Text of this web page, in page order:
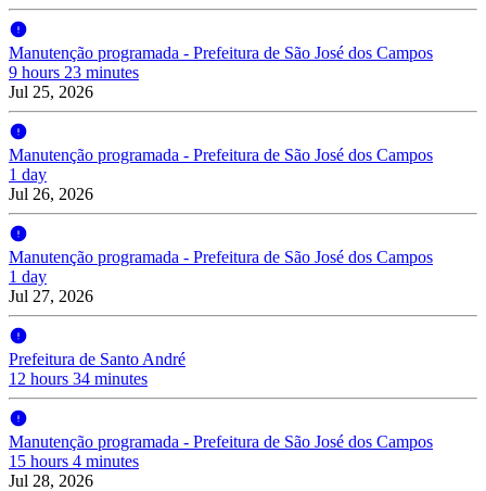
Manutenção programada - Prefeitura de São José dos Campos
9 hours 23 minutes
Jul 25, 2026
Manutenção programada - Prefeitura de São José dos Campos
1 day
Jul 26, 2026
Manutenção programada - Prefeitura de São José dos Campos
1 day
Jul 27, 2026
Prefeitura de Santo André
12 hours 34 minutes
Manutenção programada - Prefeitura de São José dos Campos
15 hours 4 minutes
Jul 28, 2026